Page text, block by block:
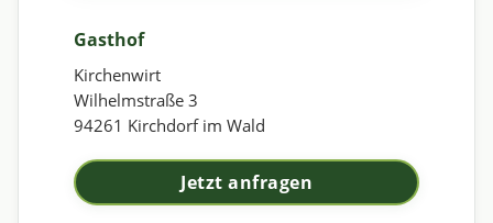
Gasthof
Kirchenwirt
Wilhelmstraße 3
94261 Kirchdorf im Wald
Jetzt anfragen